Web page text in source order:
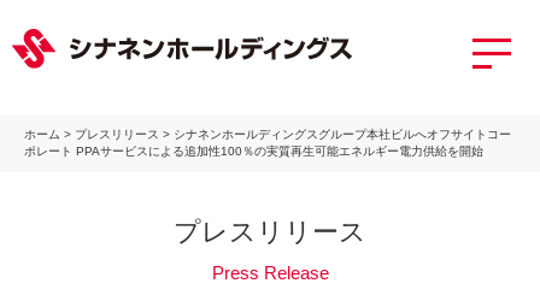
ホーム > プレスリリース > シナネンホールディングスグループ本社ビルへオフサイトコー
ポレート PPAサービスによる追加性100％の実質再生可能エネルギー電力供給を開始
プレスリリース
Press Release